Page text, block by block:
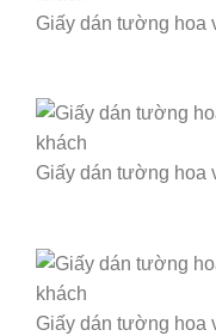
Giấy dán tường hoa
Giấy dán tường hoa
Giấy dán tường hoa